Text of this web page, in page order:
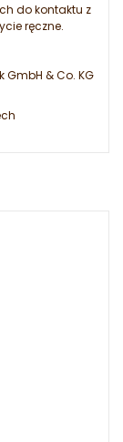
do kontaktu z
ręczne.
GmbH & Co. KG